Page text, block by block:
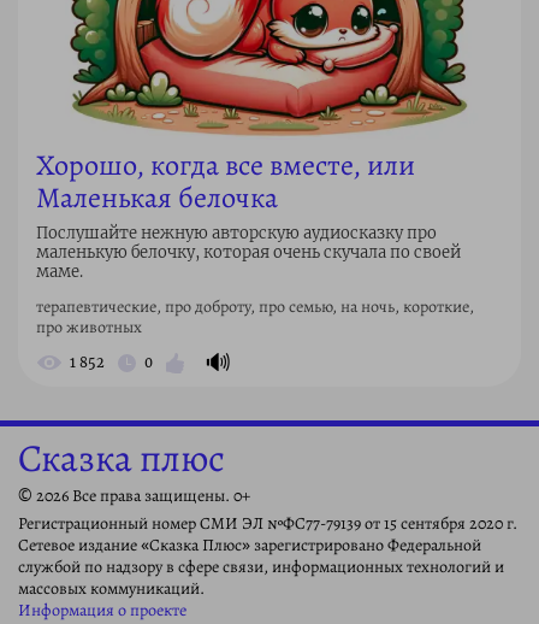
Хорошо, когда все вместе, или
Маленькая белочка
Послушайте нежную авторскую аудиосказку про
маленькую белочку, которая очень скучала по своей
маме.
терапевтические, про доброту, про семью, на ночь, короткие,
про животных
1 852 0 🔊
Сказка плюс
© 2026 Все права защищены. 0+
Регистрационный номер СМИ ЭЛ №ФС77-79139 от 15 сентября 2020 г.
Сетевое издание «Сказка Плюс» зарегистрировано Федеральной
службой по надзору в сфере связи, информационных технологий и
массовых коммуникаций.
Информация о проекте